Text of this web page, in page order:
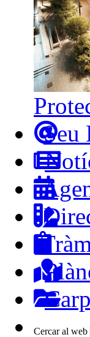
Seu
Cercar al web